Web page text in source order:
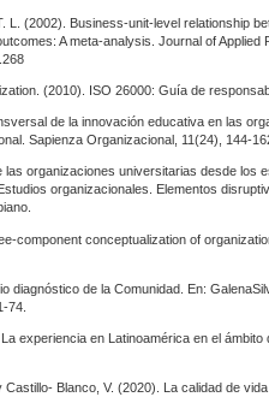
L. (2002). Business-unit-level relationship
A meta-analysis. Journal of Applied
(2010). ISO 26000: Guía de
de la innovación educativa en las
Sapienza Organizacional, 11(24), 144-
organizaciones universitarias desde los
organizacionales. Elementos
component conceptualization of
diagnóstico de la Comunidad. En:
74.
experiencia en Latinoamérica en el
Blanco, V. (2020). La calidad de